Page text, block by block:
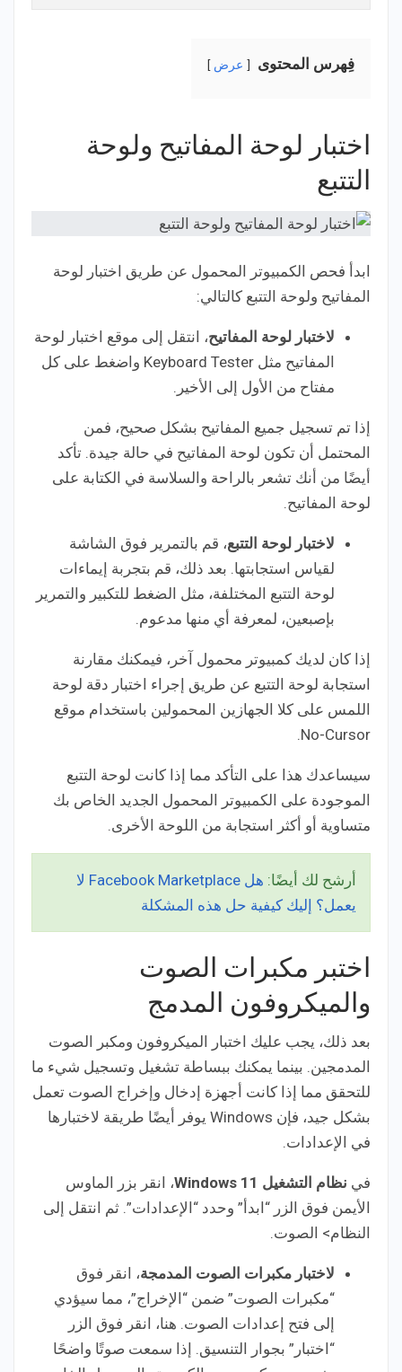
فِهرس المحتوى عرض
اختبار لوحة المفاتيح ولوحة
التتبع
ابدأ فحص الكمبيوتر المحمول عن طريق اختبار لوحة
المفاتيح ولوحة التتبع كالتالي:
لاختبار لوحة المفاتيح، انتقل إلى موقع اختبار لوحة
المفاتيح مثل Keyboard Tester واضغط على كل
مفتاح من الأول إلى الأخير.
إذا تم تسجيل جميع المفاتيح بشكل صحيح، فمن
المحتمل أن تكون لوحة المفاتيح في حالة جيدة. تأكد
أيضًا من أنك تشعر بالراحة والسلاسة في الكتابة على
لوحة المفاتيح.
لاختبار لوحة التتبع، قم بالتمرير فوق الشاشة
لقياس استجابتها. بعد ذلك، قم بتجربة إيماءات
لوحة التتبع المختلفة، مثل الضغط للتكبير والتمرير
بإصبعين، لمعرفة أي منها مدعوم.
إذا كان لديك كمبيوتر محمول آخر، فيمكنك مقارنة
استجابة لوحة التتبع عن طريق إجراء اختبار دقة لوحة
اللمس على كلا الجهازين المحمولين باستخدام موقع
No-Cursor.
سيساعدك هذا على التأكد مما إذا كانت لوحة التتبع
الموجودة على الكمبيوتر المحمول الجديد الخاص بك
متساوية أو أكثر استجابة من اللوحة الأخرى.
أرشح لك أيضًا:
هل Facebook Marketplace لا
يعمل؟ إليك كيفية حل هذه المشكلة
اختبر مكبرات الصوت
والميكروفون المدمج
بعد ذلك، يجب عليك اختبار الميكروفون ومكبر الصوت
المدمجين. بينما يمكنك ببساطة تشغيل وتسجيل شيء ما
للتحقق مما إذا كانت أجهزة إدخال وإخراج الصوت تعمل
بشكل جيد، فإن Windows يوفر أيضًا طريقة لاختبارها
في الإعدادات.
في نظام التشغيل Windows 11
، انقر بزر الماوس
الأيمن فوق الزر “ابدأ” وحدد “الإعدادات”. ثم انتقل إلى
النظام> الصوت.
لاختبار مكبرات الصوت المدمجة، انقر فوق
“مكبرات الصوت” ضمن “الإخراج”، مما سيؤدي
إلى فتح إعدادات الصوت. هنا، انقر فوق الزر
“اختبار” بجوار التنسيق. إذا سمعت صوتًا واضحًا